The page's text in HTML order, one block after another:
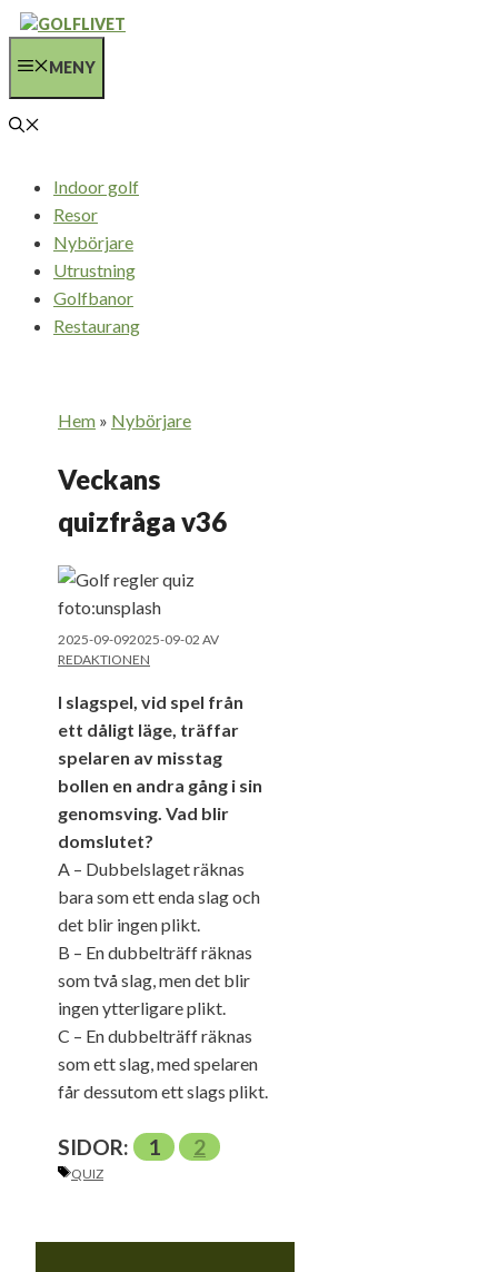
Hoppa
innehållMENY
Indoor golf
Resor
Nybörjare
Utrustning
Golfbanor
Restaurang
Hem » Nybörjare
Veckans
quizfråga v36
2025-09-092025-09-02 AV
REDAKTIONEN
I slagspel, vid spel från
ett dåligt läge, träffar
spelaren av misstag
bollen en andra gång i sin
genomsving. Vad blir
domslutet?
A – Dubbelslaget räknas
bara som ett enda slag och
det blir ingen plikt.
B – En dubbelträff räknas
som två slag, men det blir
ingen ytterligare plikt.
C – En dubbelträff räknas
som ett slag, med spelaren
får dessutom ett slags plikt.
SIDOR: 1 2
ETIKETTER
QUIZ